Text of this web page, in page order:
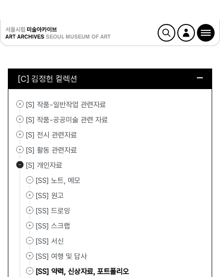
[C] 김정헌 컬렉션
[S] 작품-일반작업 관련자료
[S] 작품-공공미술 관련 자료
[S] 전시 관련자료
[S] 활동 관련자료
[S] 개인자료
[SS] 노트, 메모
[SS] 원고
[SS] 드로잉
[SS] 스크랩
[SS] 서신
[SS] 여행 및 답사
[SS] 약력, 신상자료, 포트폴리오